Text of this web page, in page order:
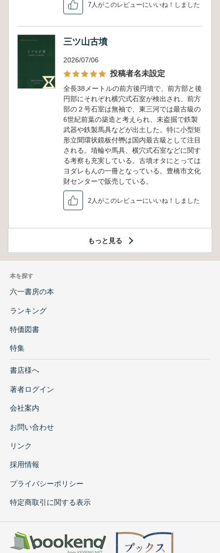
7人がこのレビューにいいね！しました
三ツ山古墳
2026/07/06
投稿者名未設定
全長38メートルの前方後円墳で、前方部と後
円部にそれぞれ横穴式石室が検出され、前方
部の２号石室は無袖で、東三河では最古級の
6世紀前葉の築造と考えられ、未盗掘で鉄製
武器や鉄製馬具などが出土した。特に小型矩
形立聞環状鏡板付轡は国内最古級として注目
される。埴輪や馬具、横穴式石室などに関す
る考察も充実している。古墳オタにとっては
ヨダレもんの一冊となっている。豊橋市文化
財センターで販売している。
2人がこのレビューにいいね！しました
もっと見る
本を探す
六一書房の本
ランキング
特価図書
特集
書店様へ
著者ログイン
会社案内
お問い合わせ
リンク
採用情報
プライバシーポリシー
特定商取引に関する表示